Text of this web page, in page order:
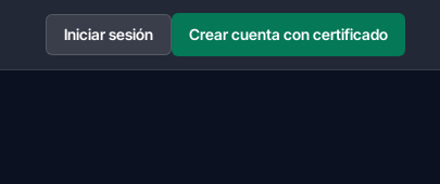
Iniciar sesión Crear cuenta con certificado